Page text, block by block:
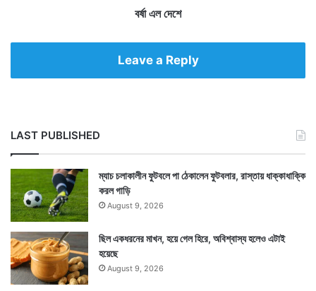
নে
য়
য়
কা
বর্ষা এল দেশে
Leave a Reply
LAST PUBLISHED
ম্যাচ চলাকালীন ফুটবলে পা ঠেকালেন ফুটবলার, রাস্তায় ধাক্কাধাক্কি
করল গাড়ি
August 9, 2026
ছিল একধরনের মাখন, হয়ে গেল হিরে, অবিশ্বাস্য হলেও এটাই
হয়েছে
August 9, 2026